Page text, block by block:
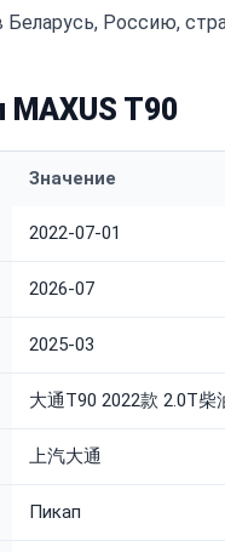
Россию,
T90
Значение
2022-07-01
2026-07
2025-03
大通T90 2022款 2.0T柴
上汽大通
Пикап